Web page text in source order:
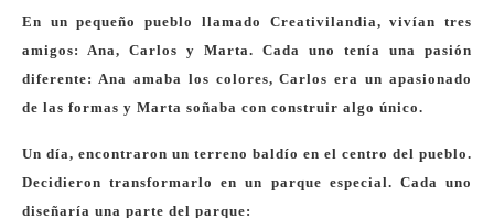
En un pequeño pueblo llamado Creativilandia, vivían tres
amigos: Ana, Carlos y Marta. Cada uno tenía una pasión
diferente: Ana amaba los colores, Carlos era un apasionado
de las formas y Marta soñaba con construir algo único.
Un día, encontraron un terreno baldío en el centro del pueblo.
Decidieron transformarlo en un parque especial. Cada uno
diseñaría una parte del parque: